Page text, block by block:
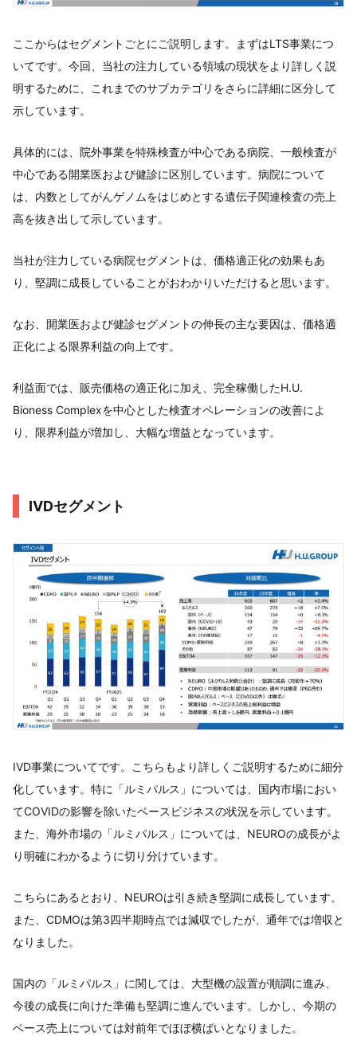
ここからはセグメントごとにご説明します。まずはLTS事業につ
いてです。今回、当社の注力している領域の現状をより詳しく説
明するために、これまでのサブカテゴリをさらに詳細に区分して
示しています。
具体的には、院外事業を特殊検査が中心である病院、一般検査が
中心である開業医および健診に区別しています。病院について
は、内数としてがんゲノムをはじめとする遺伝子関連検査の売上
高を抜き出して示しています。
当社が注力している病院セグメントは、価格適正化の効果もあ
り、堅調に成長していることがおわかりいただけると思います。
なお、開業医および健診セグメントの伸長の主な要因は、価格適
正化による限界利益の向上です。
利益面では、販売価格の適正化に加え、完全稼働したH.U.
Bioness Complexを中心とした検査オペレーションの改善によ
り、限界利益が増加し、大幅な増益となっています。
IVDセグメント
IVD事業についてです。こちらもより詳しくご説明するために細分
化しています。特に「ルミパルス」については、国内市場におい
てCOVIDの影響を除いたベースビジネスの状況を示しています。
また、海外市場の「ルミパルス」については、NEUROの成長がよ
り明確にわかるように切り分けています。
こちらにあるとおり、NEUROは引き続き堅調に成長しています。
また、CDMOは第3四半期時点では減収でしたが、通年では増収と
なりました。
国内の「ルミパルス」に関しては、大型機の設置が順調に進み、
今後の成長に向けた準備も堅調に進んでいます。しかし、今期の
ベース売上については対前年でほぼ横ばいとなりました。